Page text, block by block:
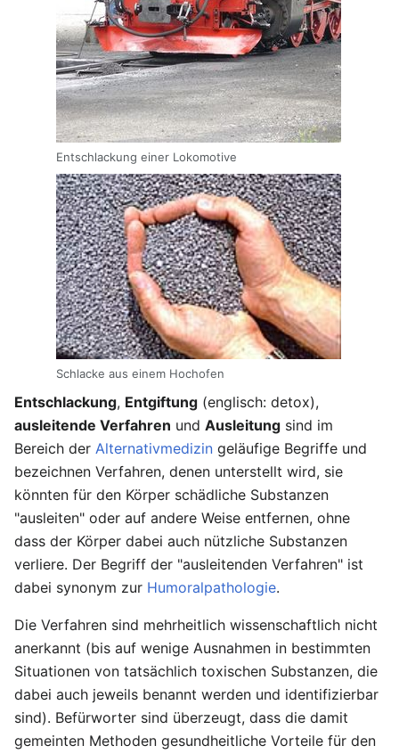
Entschlackung einer Lokomotive
Schlacke aus einem Hochofen
Entschlackung, Entgiftung (englisch: detox),
ausleitende Verfahren und Ausleitung sind im
Bereich der Alternativmedizin geläufige Begriffe und
bezeichnen Verfahren, denen unterstellt wird, sie
könnten für den Körper schädliche Substanzen
"ausleiten" oder auf andere Weise entfernen, ohne
dass der Körper dabei auch nützliche Substanzen
verliere. Der Begriff der "ausleitenden Verfahren" ist
dabei synonym zur Humoralpathologie.
Die Verfahren sind mehrheitlich wissenschaftlich nicht
anerkannt (bis auf wenige Ausnahmen in bestimmten
Situationen von tatsächlich toxischen Substanzen, die
dabei auch jeweils benannt werden und identifizierbar
sind). Befürworter sind überzeugt, dass die damit
gemeinten Methoden gesundheitliche Vorteile für den